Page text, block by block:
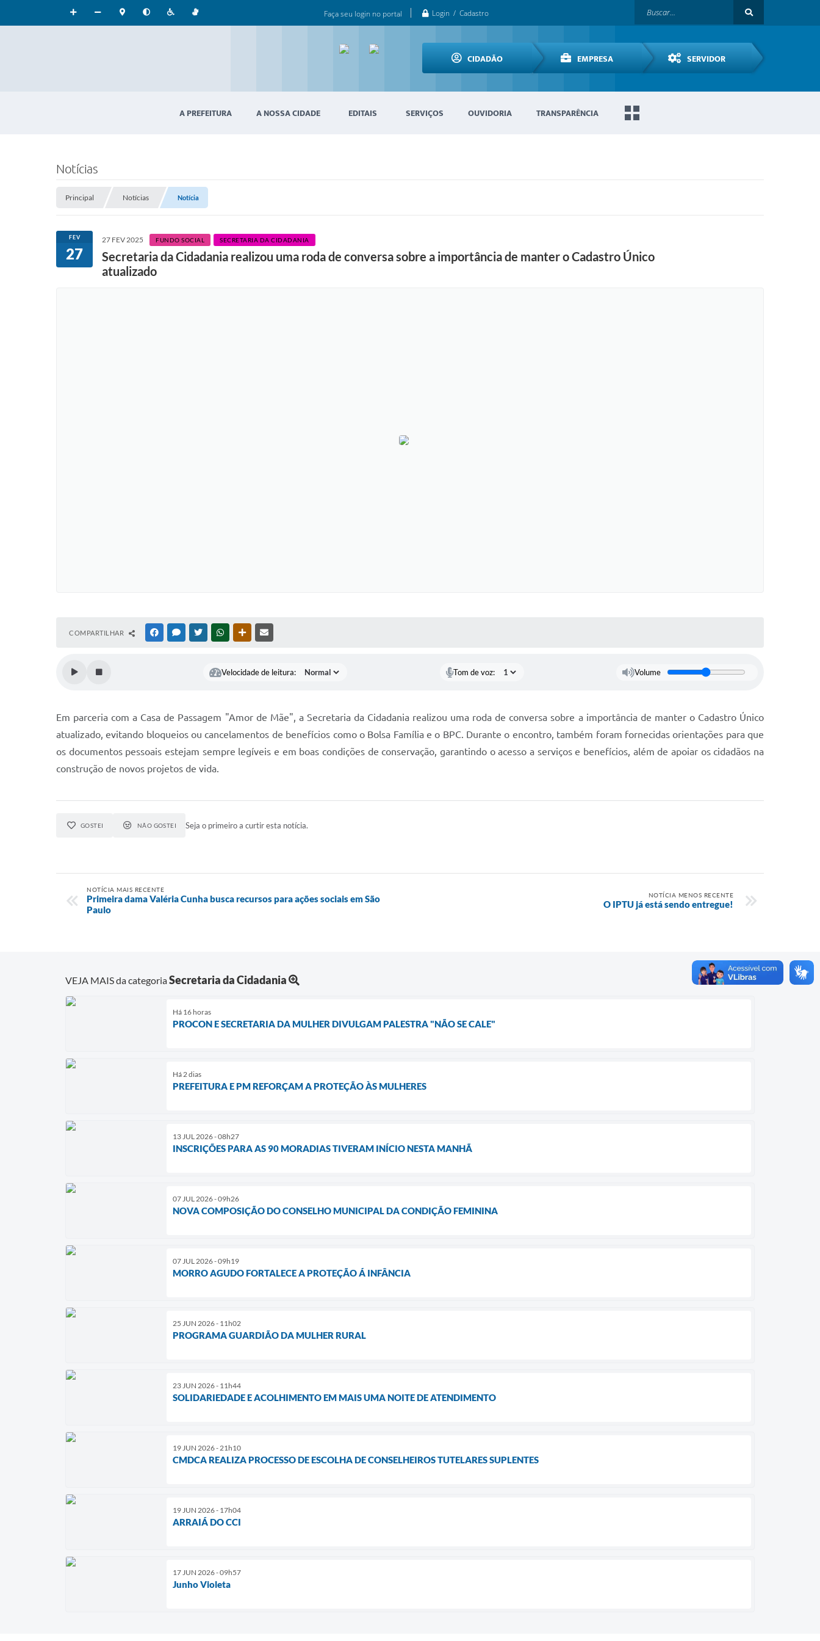
Faça seu login no portal Login / Cadastro
CIDADÃO EMPRESA SERVIDOR
A PREFEITURA A NOSSA CIDADE EDITAIS SERVIÇOS OUVIDORIA TRANSPARÊNCIA
Notícias
Principal Notícias Notícia
FEV
27
27 FEV 2025 FUNDO SOCIAL SECRETARIA DA CIDADANIA
Secretaria da Cidadania realizou uma roda de conversa sobre a importância de manter o Cadastro Único
atualizado
COMPARTILHAR FACEBOOKMESSENGER
TWITTERWHATSAPPOUTRAS MÍDIAS
Velocidade de leitura: Tom de voz: Volume
Em parceria com a Casa de Passagem "Amor de Mãe", a Secretaria da Cidadania realizou uma roda de conversa sobre a importância de manter o Cadastro Único
atualizado, evitando bloqueios ou cancelamentos de benefícios como o Bolsa Família e o BPC. Durante o encontro, também foram fornecidas orientações para que
os documentos pessoais estejam sempre legíveis e em boas condições de conservação, garantindo o acesso a serviços e benefícios, além de apoiar os cidadãos na
construção de novos projetos de vida.
GOSTEI NÃO GOSTEI Seja o primeiro a curtir esta notícia.
NOTÍCIA MAIS RECENTE
Primeira dama Valéria Cunha busca recursos para ações sociais em São
Paulo
NOTÍCIA MENOS RECENTE
O IPTU já está sendo entregue!
VEJA MAIS da categoriaSecretaria da Cidadania
Há 16 horas
PROCON E SECRETARIA DA MULHER DIVULGAM PALESTRA "NÃO SE CALE"
Há 2 dias
PREFEITURA E PM REFORÇAM A PROTEÇÃO ÀS MULHERES
13 JUL 2026 - 08h27
INSCRIÇÕES PARA AS 90 MORADIAS TIVERAM INÍCIO NESTA MANHÃ
07 JUL 2026 - 09h26
NOVA COMPOSIÇÃO DO CONSELHO MUNICIPAL DA CONDIÇÃO FEMININA
07 JUL 2026 - 09h19
MORRO AGUDO FORTALECE A PROTEÇÃO Á INFÂNCIA
25 JUN 2026 - 11h02
PROGRAMA GUARDIÃO DA MULHER RURAL
23 JUN 2026 - 11h44
SOLIDARIEDADE E ACOLHIMENTO EM MAIS UMA NOITE DE ATENDIMENTO
19 JUN 2026 - 21h10
CMDCA REALIZA PROCESSO DE ESCOLHA DE CONSELHEIROS TUTELARES SUPLENTES
19 JUN 2026 - 17h04
ARRAIÁ DO CCI
17 JUN 2026 - 09h57
Junho Violeta